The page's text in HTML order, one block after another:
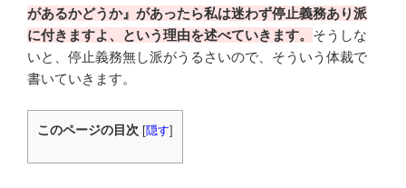
があるかどうか』があったら私は迷わず停止義務あり派
に付きますよ、という理由を述べていきます。 そうしな
いと、停止義務無し派がうるさいので、そういう体裁で
書いていきます。
このページの目次 [隠す]